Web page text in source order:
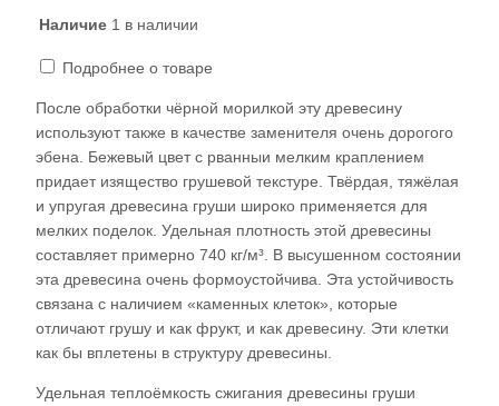
Наличие 1 в наличии
Подробнее о товаре
После обработки чёрной морилкой эту древесину
используют также в качестве заменителя очень дорогого
эбена. Бежевый цвет с рванныи мелким краплением
придает изящество грушевой текстуре. Твёрдая, тяжёлая
и упругая древесина груши широко применяется для
мелких поделок. Удельная плотность этой древесины
составляет примерно 740 кг/м³. В высушенном состоянии
эта древесина очень формоустойчива. Эта устойчивость
связана с наличием «каменных клеток», которые
отличают грушу и как фрукт, и как древесину. Эти клетки
как бы вплетены в структуру древесины.
Удельная теплоёмкость сжигания древесины груши